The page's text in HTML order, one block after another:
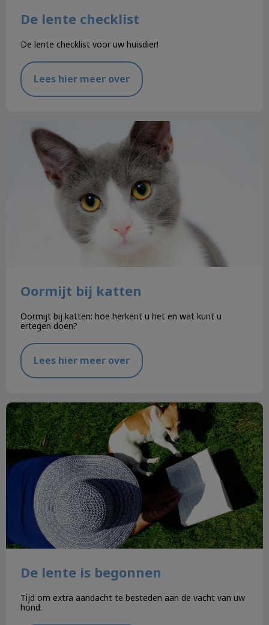
De lente checklist
De lente checklist voor uw huisdier!
Lees hier meer over
Oormijt bij katten
Oormijt bij katten
Oormijt bij katten: hoe herkent u het en wat kunt u
ertegen doen?
Lees hier meer over
De lente is begonnen
De lente is begonnen
Tijd om extra aandacht te besteden aan de vacht van uw
hond.